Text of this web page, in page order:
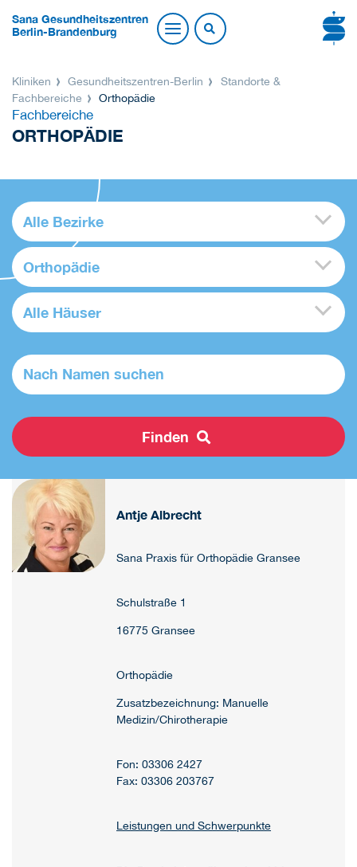
Sana Gesundheitszentren
Berlin-Brandenburg
Kliniken Gesundheitszentren-Berlin
Standorte &
Fachbereiche
Orthopädie
Fachbereiche
ORTHOPÄDIE
Alle Bezirke
Orthopädie
Alle Häuser
Finden
Antje Albrecht
Sana Praxis für Orthopädie Gransee
Schulstraße 1
16775 Gransee
Orthopädie
Zusatzbezeichnung: Manuelle
Medizin/Chirotherapie
Fon: 03306 2427
Fax: 03306 203767
Leistungen und Schwerpunkte